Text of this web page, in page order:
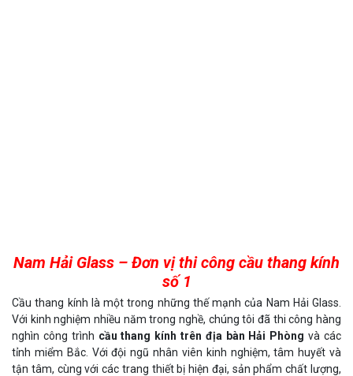
Nam Hải Glass – Đơn vị thi công cầu thang kính
số 1
Cầu thang kính là một trong những thế mạnh của Nam Hải Glass.
Với kinh nghiệm nhiều năm trong nghề, chúng tôi đã thi công hàng
nghìn công trình cầu thang kính trên địa bàn Hải Phòng và các
tỉnh miểm Bắc. Với đội ngũ nhân viên kinh nghiệm, tâm huyết và
tận tâm, cùng với các trang thiết bị hiện đại, sản phẩm chất lượng,